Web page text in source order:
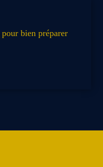
bien préparer